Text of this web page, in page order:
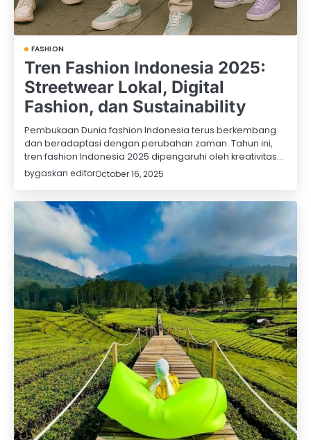
FASHION
Tren Fashion Indonesia 2025:
Streetwear Lokal, Digital
Fashion, dan Sustainability
Pembukaan Dunia fashion Indonesia terus berkembang
dan beradaptasi dengan perubahan zaman. Tahun ini,
tren fashion Indonesia 2025 dipengaruhi oleh kreativitas…
bygaskan editorOctober 16, 2025